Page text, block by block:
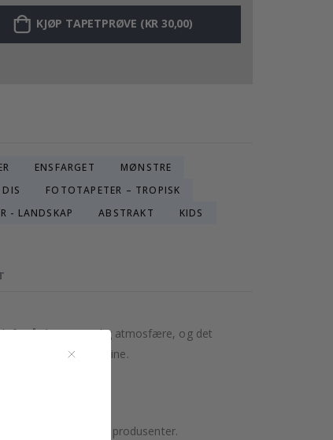
KJØP TAPETPRØVE (KR 30,00)
ENSFARGET
MØNSTRE
FOTOTAPETER – TROPISK
- LANDSKAP ABSTRAKT
KIDS
for å skape en rolig atmosfære, og det
til veggene dine.
også støtter lokale produsenter.